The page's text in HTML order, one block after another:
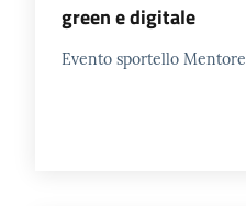
green e digitale
Evento sportello Mentore